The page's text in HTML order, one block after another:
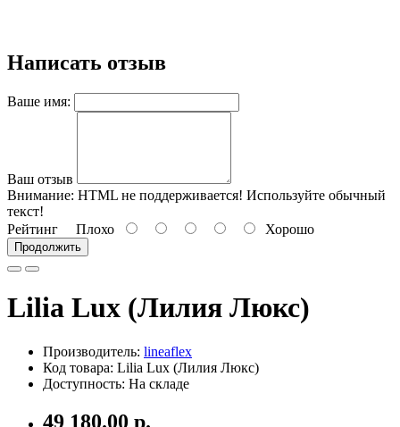
Написать отзыв
Ваше имя:
Ваш отзыв
Внимание: HTML не поддерживается! Используйте обычный
текст!
Рейтинг Плохо Хорошо
Продолжить
Lilia Lux (Лилия Люкс)
Производитель: lineaflex
Код товара: Lilia Lux (Лилия Люкс)
Доступность: На складе
49 180.00 р.